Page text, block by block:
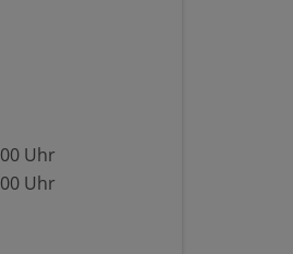
Uhr
Uhr